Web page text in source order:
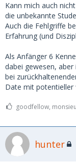
Kann mich auch
die unbekannte
Auch die Fehlgriffe
Erfahrung (und
Als Anfänger 6
dabei gewesen, aber
bei
Date mit potentieller
goodfellow,
hunter